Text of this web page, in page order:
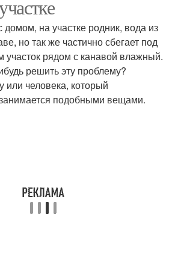
домом, на участке родник, вода из
но так же частично сбегает под
участок рядом с канавой влажный.
решить эту проблему?
или человека, который
подобными вещами.